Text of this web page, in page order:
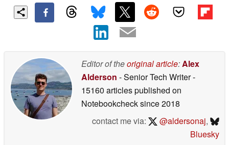
Editor of theoriginal article: Alex
Alderson - Senior Tech Writer-
15160 articles published on
Notebookchecksince 2018
contact me via:
@aldersonaj,
Bluesky